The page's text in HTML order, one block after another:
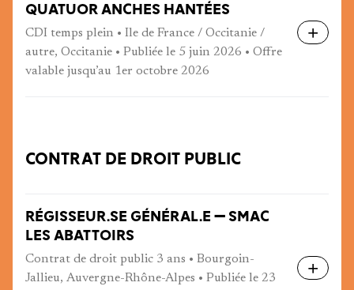
QUATUOR ANCHES HANTÉES
CDI temps plein • Ile de France / Occitanie /
autre, Occitanie • Publiée le 5 juin 2026 • Offre
valable jusqu’au 1er octobre 2026
CONTRAT DE DROIT PUBLIC
RÉGISSEUR.SE GÉNÉRAL.E — SMAC
LES ABATTOIRS
Contrat de droit public 3 ans • Bourgoin-
Jallieu, Auvergne-Rhône-Alpes • Publiée le 23